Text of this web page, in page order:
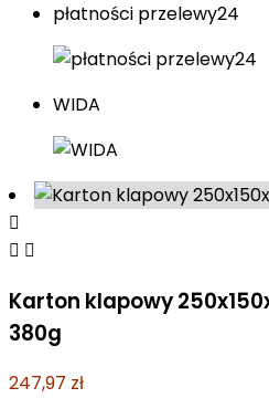
płatności przelewy24
WIDA

 
Karton klapowy
380g
247,97 zł